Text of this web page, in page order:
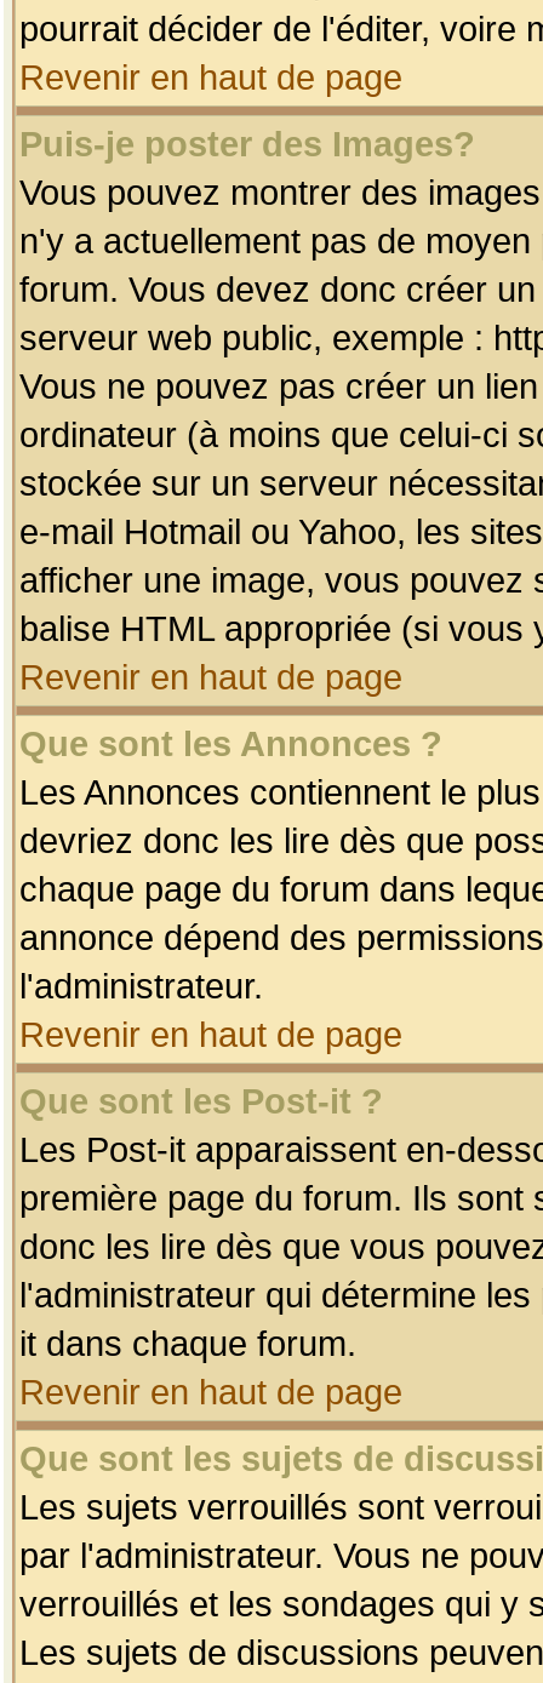
pourrait décider de l'éditer, voire
Revenir en haut de page
Puis-je poster des Images?
Vous pouvez montrer des
n'y a actuellement pas de
forum. Vous devez donc créer
serveur web public, exemple :
Vous ne pouvez pas créer un
ordinateur (à moins que celui-ci
stockée sur un serveur
e-mail Hotmail ou Yahoo, les
afficher une image, vous pouvez
balise HTML appropriée (si vous
Revenir en haut de page
Que sont les Annonces ?
Les Annonces contiennent le
devriez donc les lire dès que
chaque page du forum dans
annonce dépend des
l'administrateur.
Revenir en haut de page
Que sont les Post-it ?
Les Post-it apparaissent en-
première page du forum. Ils
donc les lire dès que vous
l'administrateur qui détermine
it dans chaque forum.
Revenir en haut de page
Que sont les sujets de
Les sujets verrouillés sont
par l'administrateur. Vous ne
verrouillés et les sondages qui y
Les sujets de discussions